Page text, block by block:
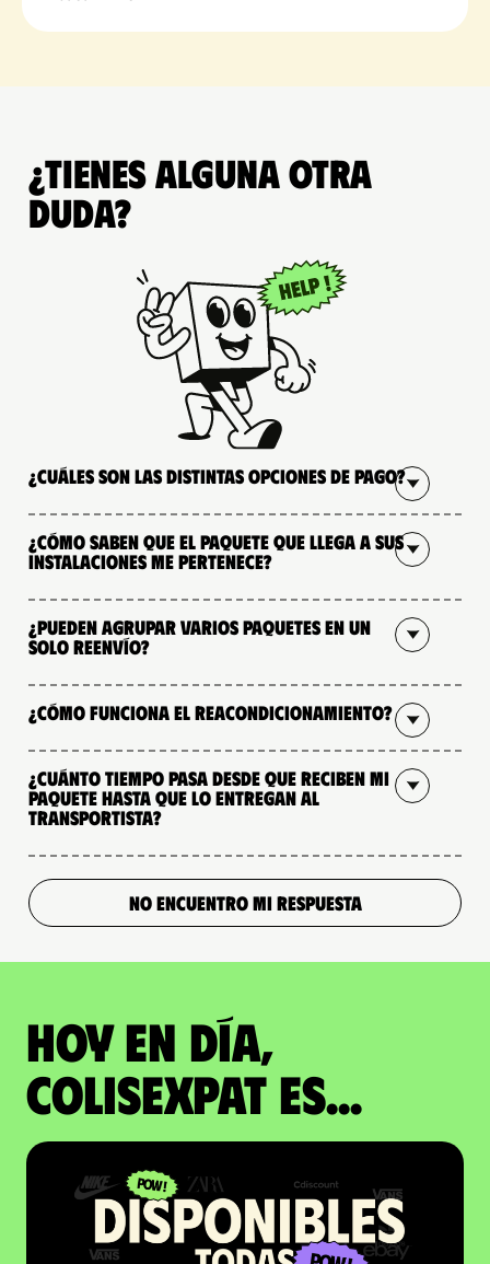
¿Tienes alguna otra
duda?
¿Cuáles son las distintas opciones de pago?
¿Cómo saben que el paquete que llega a sus
instalaciones me pertenece?
¿Pueden agrupar varios paquetes en un
solo reenvío?
¿Cómo funciona el reacondicionamiento?
¿Cuánto tiempo pasa desde que reciben mi
paquete hasta que lo entregan al
transportista?
NO ENCUENTRO MI RESPUESTA
Hoy en día,
ColisExpat es...